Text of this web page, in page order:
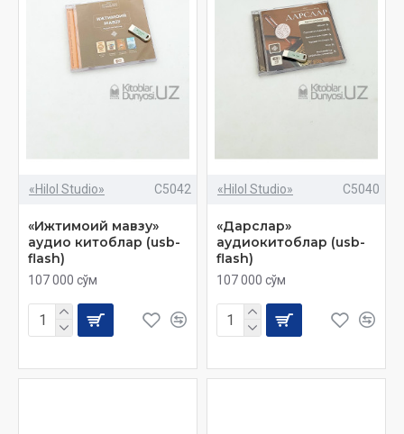
«Hilol Studio» C5042
«Ижтимоий мавзу»
аудио китоблар (usb-
flash)
107 000 сўм
«Hilol Studio» C5040
«Дарслар»
аудиокитоблар (usb-
flash)
107 000 сўм